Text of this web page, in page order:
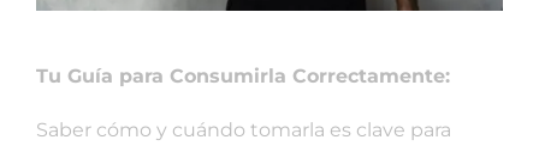
Tu Guía para Consumirla Correctamente:
Saber cómo y cuándo tomarla es clave para